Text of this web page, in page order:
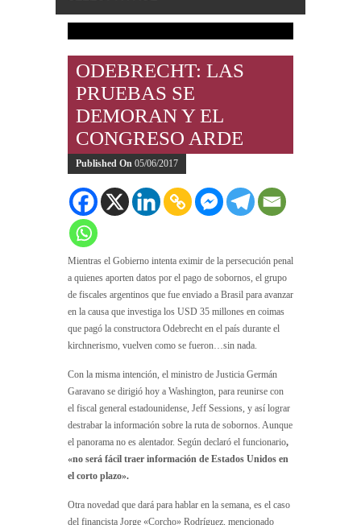
ODEBRECHT: LAS
PRUEBAS SE
DEMORAN Y EL
CONGRESO ARDE
Published On 05/06/2017
Mientras el Gobierno intenta eximir de la persecución penal
a quienes aporten datos por el pago de sobornos, el grupo
de fiscales argentinos que fue enviado a Brasil para avanzar
en la causa que investiga los USD 35 millones en coimas
que pagó la constructora Odebrecht en el país durante el
kirchnerismo, vuelven como se fueron…sin nada.
Con la misma intención, el ministro de Justicia Germán
Garavano se dirigió hoy a Washington, para reunirse con
el fiscal general estadounidense, Jeff Sessions, y así lograr
destrabar la información sobre la ruta de sobornos. Aunque
el panorama no es alentador. Según declaró el funcionario,
«no será fácil traer información de Estados Unidos en
el corto plazo».
Otra novedad que dará para hablar en la semana, es el caso
del financista Jorge «Corcho» Rodríguez, mencionado